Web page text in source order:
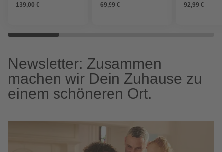
139,00 €
69,99 € 92,99 €
Newsletter: Zusammen
machen wir Dein Zuhause zu
einem schöneren Ort.